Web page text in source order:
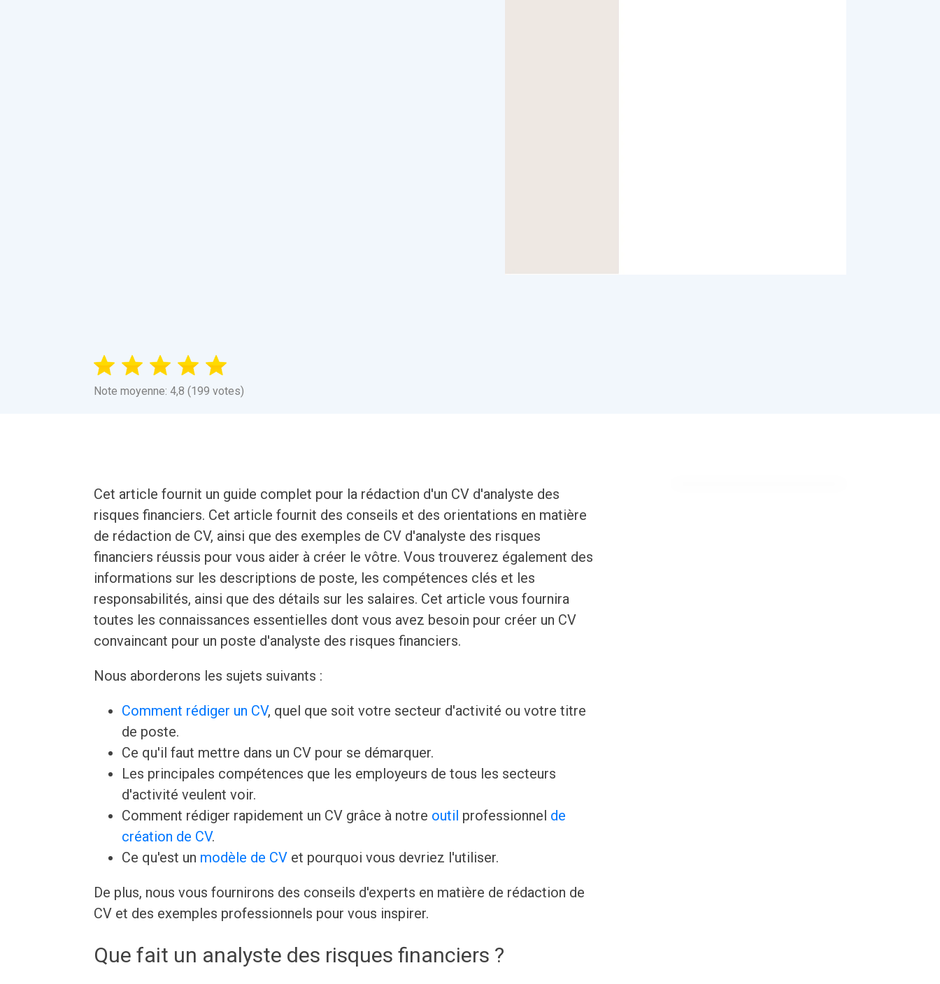
Note moyenne: 4,8 (199 votes)
Cet article fournit un guide complet pour la rédaction d'un CV d'analyste des
risques financiers. Cet article fournit des conseils et des orientations en matière
de rédaction de CV, ainsi que des exemples de CV d'analyste des risques
financiers réussis pour vous aider à créer le vôtre. Vous trouverez également des
informations sur les descriptions de poste, les compétences clés et les
responsabilités, ainsi que des détails sur les salaires. Cet article vous fournira
toutes les connaissances essentielles dont vous avez besoin pour créer un CV
convaincant pour un poste d'analyste des risques financiers.
Nous aborderons les sujets suivants :
Comment rédiger un CV, quel que soit votre secteur d'activité ou votre titre
de poste.
Ce qu'il faut mettre dans un CV pour se démarquer.
Les principales compétences que les employeurs de tous les secteurs
d'activité veulent voir.
Comment rédiger rapidement un CV grâce à notre outil professionnel de
création de CV.
Ce qu'est un modèle de CV et pourquoi vous devriez l'utiliser.
De plus, nous vous fournirons des conseils d'experts en matière de rédaction de
CV et des exemples professionnels pour vous inspirer.
Que fait un analyste des risques financiers ?